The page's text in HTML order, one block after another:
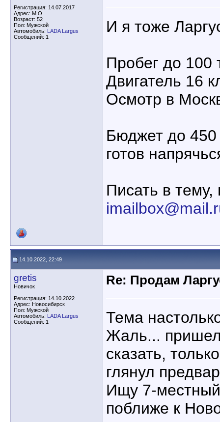
Регистрация: 14.07.2017
Адрес: М.О.
Возраст: 52
Пол: Мужской
Автомобиль: LADA Largus
Сообщений: 1
И я тоже
Пробег до 100
Двигатель 16
Осмотр в
Бюджет до 450
готов
Писать в тему,
14.10.2022, 22:49
gretis
Новичок
Регистрация: 14.10.2022
Адрес: Новосибирск
Пол: Мужской
Автомобиль: LADA Largus
Сообщений: 1
Re: Продам
Тема
Жаль...
сказать,
глянул
Ищу 7-
поближе к